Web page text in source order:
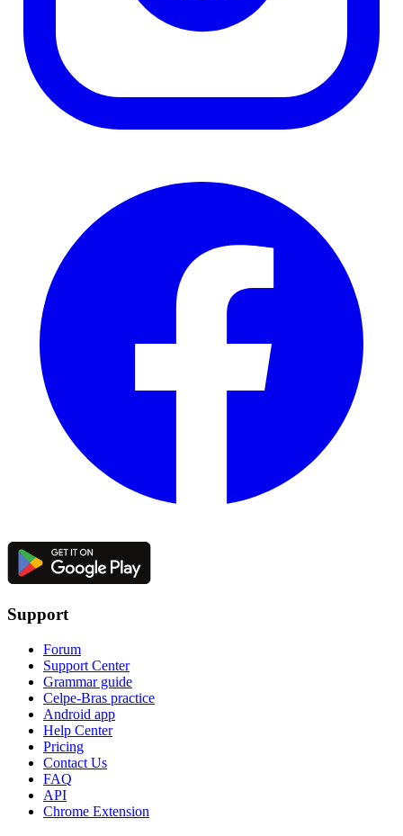
Support
Forum
Support Center
Grammar guide
Celpe-Bras practice
Android app
Help Center
Pricing
Contact Us
FAQ
API
Chrome Extension